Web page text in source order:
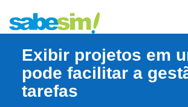
Exibir projetos em
pode facilitar a
tarefas